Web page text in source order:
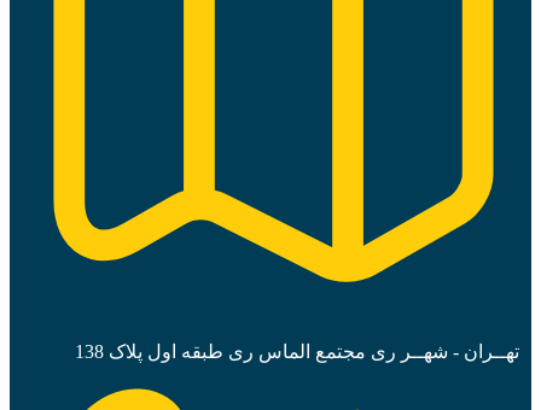
تهــران - شهــر ری مجتمع الماس ری طبقه اول پلاک 138